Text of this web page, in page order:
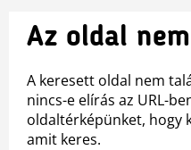
Az oldal
A keresett oldal nem
nincs-e elírás az URL-
oldaltérképünket, hogy
amit keres.